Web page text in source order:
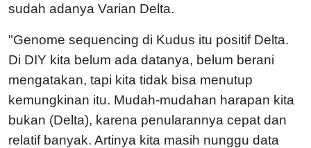
sudah adanya Varian Delta.
"Genome sequencing di Kudus itu positif Delta.
Di DIY kita belum ada datanya, belum berani
mengatakan, tapi kita tidak bisa menutup
kemungkinan itu. Mudah-mudahan harapan kita
bukan (Delta), karena penularannya cepat dan
relatif banyak. Artinya kita masih nunggu data